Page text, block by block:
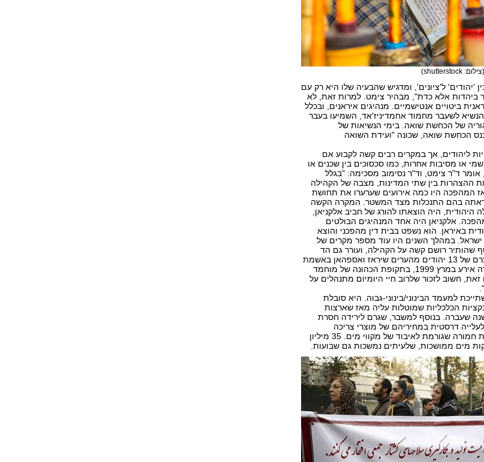
(צילום: shutterstock)
'יהודים' ל'ציונים', ומדגיש שהבעיה שלו היא רק עם
ביהדות אלא כדת", מבהיר צימט. למרות זאת, לא
ביטויים אנטישמיים. מנהיגים איראנים, ובכלל
לשעבר מחמוד אחמדיניז'אד, השמיעו בעבר
של הכחשת שואה. בימי הנשיאות של
הכחשת שואה, שכונה "ועידת השואה
ליהודים, אך במקרים רבים קשה לקבוע אם
או מסיבות אחרות, כמו סכסוכים בין שכנים או
אומר ד"ר צימט, וד"ר נסימוב מסכימה: "בגלל
ההצהרות בין שתי המדינות, מצבה של הקהילה
המהפכה היו כמה אירועים שערערו את תחושת
ראתה בהם התנכלות מצד המשטר. המקרה הקשה
היה הוצאתו להורג של חביב אלקניאן,
אלקניאן היה אחד המנהיגים הבולטים
באיראן. הוא נשפט בבית דין מהפכני והוצא
ישראל. במהלך השנים היו עוד מספר מקרים של
שהותיר רושם קשה על הקהילה, ועורר גם הד
תקשורתי נרחב בעולם, היה מעצרם של 13 יהודים מהערים שיראז ואספהאן באשמת
בגידה וריגול למען ישראל. המקרה אירע במרץ 1999, בתקופת הכהונה של מוחמד
חשוב לזכור שלרוב חיי היומיום מתנהלים על
למעמד הבינוני/בינוני-גבוה. היא סובלת
הכלכליות שמוטלות עליה מאז שארצות
שעברה. בנוסף למשבר, שגרם לירידה חסרת
דרסטית במחיריהם של מוצרי צריכה
בסיסיים, המדינה סובלת מבצורת חמורה שגורמת לאיבוד של מקווי מים. 35 מיליון
מים ממושכות, שלעיתים נמשכות גם שבועות.